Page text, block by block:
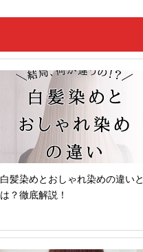
白髪染めとおしゃれ染めの違いと
は？徹底解説！